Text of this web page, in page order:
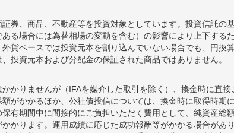
券、商品、不動産等を投資対象としています。投資信託の
る場合には為替相場の変動を含む）の影響により上下する
貨ベースでは投資元本を割り込んでいない場合でも、円換
投資元本および分配金の保証された商品ではありません。
かりませんが（IFAを媒介した取引を除く）、換金時に直
がかかるほか、公社債投信については、換金時に取得時期
有期間中に間接的にご負担いただく費用として、純資産総
かります。運用成績に応じた成功報酬等がかかる場合があ